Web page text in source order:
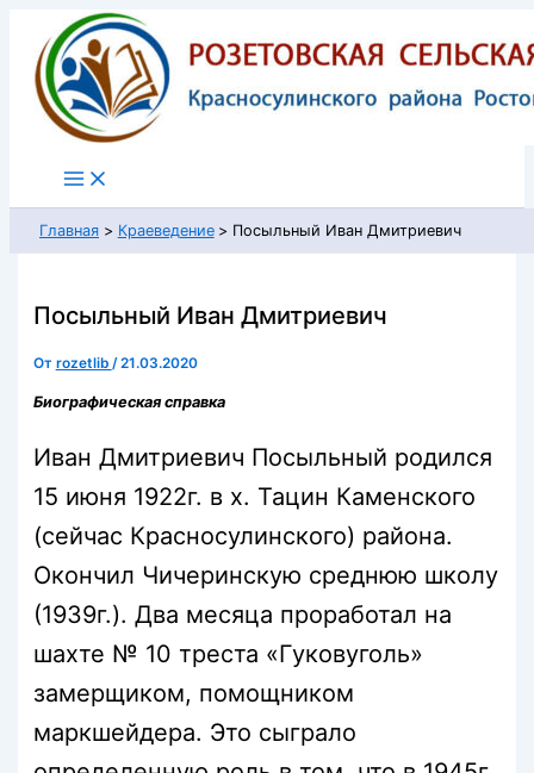
Перейти
содержимому
Главная Краеведение Посыльный Иван Дмитриевич
Посыльный Иван Дмитриевич
От rozetlib /21.03.2020
Биографическая справка
Иван Дмитриевич Посыльный родился
15 июня 1922г. в х. Тацин Каменского
(сейчас Красносулинского) района.
Окончил Чичеринскую среднюю школу
(1939г.). Два месяца проработал на
шахте № 10 треста «Гуковуголь»
замерщиком, помощником
маркшейдера. Это сыграло